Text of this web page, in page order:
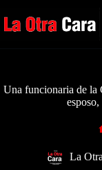
al
contenido
Una funcionaria de la
La